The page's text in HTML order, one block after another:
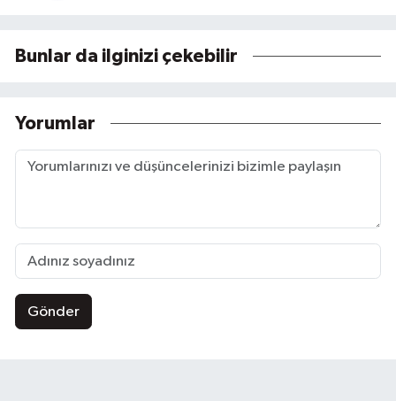
Bunlar da ilginizi çekebilir
Yorumlar
Gönder